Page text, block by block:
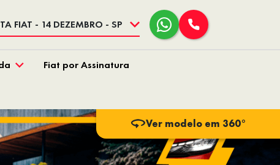
FIAT - 14 DEZEMBRO - SP
Fiat por Assinatura
Ver modelo em 360°